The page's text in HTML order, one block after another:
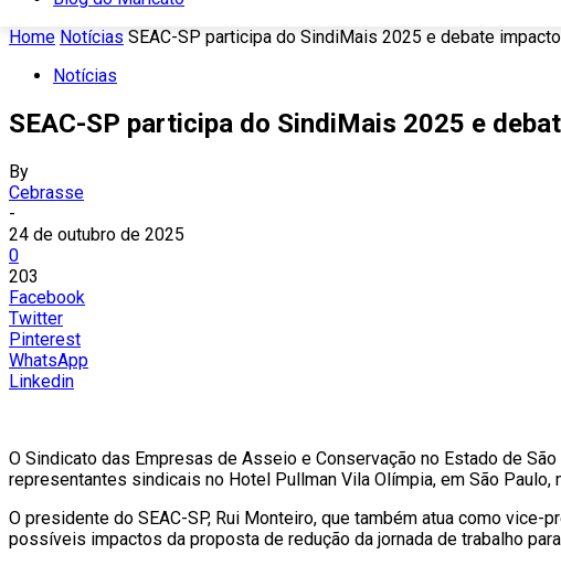
Home Notícias SEAC-SP participa do SindiMais 2025 e debate
Notícias
SEAC-SP participa do SindiMais 2025 e
By
Cebrasse
-
24 de outubro de 2025
0
203
Facebook
Twitter
Pinterest
WhatsApp
Linkedin
O Sindicato das Empresas de Asseio e Conservação no Estado de
representantes sindicais no Hotel Pullman Vila Olímpia, em São Paulo,
O presidente do SEAC-SP, Rui Monteiro, que também atua como vice-
possíveis impactos da proposta de redução da jornada de trabalho